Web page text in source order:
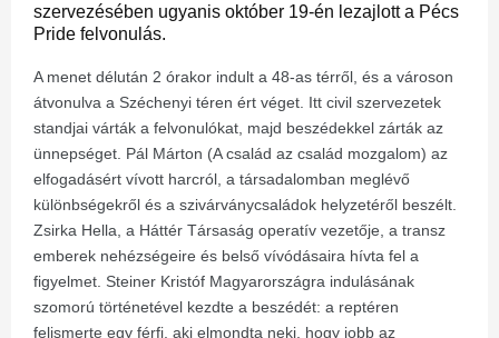
szervezésében ugyanis október 19-én lezajlott a Pécs
Pride felvonulás.
A menet délután 2 órakor indult a 48-as térről, és a városon
átvonulva a Széchenyi téren ért véget. Itt civil szervezetek
standjai várták a felvonulókat, majd beszédekkel zárták az
ünnepséget. Pál Márton (A család az család mozgalom) az
elfogadásért vívott harcról, a társadalomban meglévő
különbségekről és a szivárványcsaládok helyzetéről beszélt.
Zsirka Hella, a Háttér Társaság operatív vezetője, a transz
emberek nehézségeire és belső vívódásaira hívta fel a
figyelmet. Steiner Kristóf Magyarországra indulásának
szomorú történetével kezdte a beszédét: a reptéren
felismerte egy férfi, aki elmondta neki, hogy jobb az